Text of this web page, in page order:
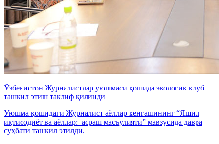
Ўзбекистон Журналистлар уюшмаси қошида экологик клуб
ташкил этиш таклиф қилинди
Уюшма қошидаги Журналист аёллар кенгашининг “Яшил
иқтисодиёт ва аёллар: асраш масъулияти” мавзусида давра
суҳбати ташкил этилди.